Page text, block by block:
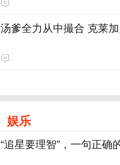
汤爹全力从中撮合 克莱
娱乐
“追星要理智”，一句正确